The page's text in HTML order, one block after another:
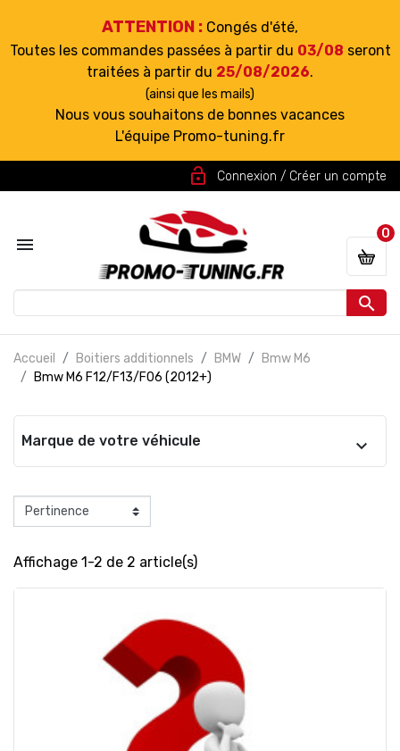
ATTENTION : Congés d'été,
Toutes les commandes passées à partir du 03/08 seront
traitées à partir du 25/08/2026.
(ainsi que les mails)
Nous vous souhaitons de bonnes vacances
L'équipe Promo-tuning.fr
lock_open Connexion / Créer un compte


0
Accueil Boitiers additionnels BMW
Bmw M6
Bmw M6 F12/F13/F06 (2012+)
Marque de votre véhicule
Affichage 1-2 de 2 article(s)